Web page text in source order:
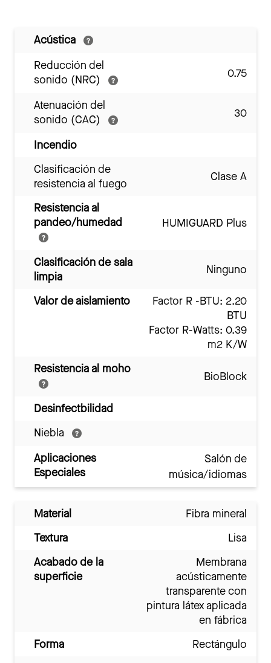
Acústica
Reducción del
sonido (NRC)
0.75
Atenuación del
sonido (CAC)
30
Incendio
Clasificación de
resistencia al fuego
Clase A
Resistencia al
pandeo/humedad
HUMIGUARD Plus
Clasificación de sala
limpia
Ninguno
Valor de aislamiento
Factor R -BTU: 2.20
BTU
Factor R-Watts: 0.39
m2 K/W
Resistencia al moho
BioBlock
Desinfectbilidad
Niebla
Aplicaciones
Especiales
Salón de
música/idiomas
Material
Fibra mineral
Textura
Lisa
Acabado de la
superficie
Membrana
acústicamente
transparente con
pintura látex aplicada
en fábrica
Forma
Rectángulo